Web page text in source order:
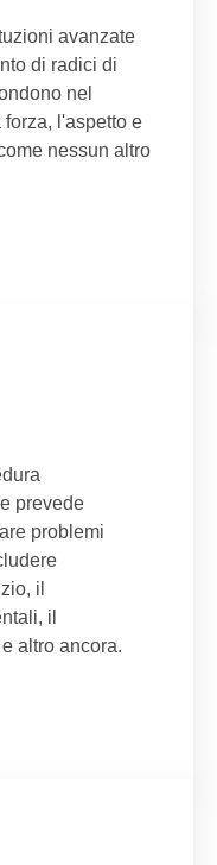
avanzate
di radici di
nel
l'aspetto e
nessun altro
prevede
problemi
il
il
altro ancora.